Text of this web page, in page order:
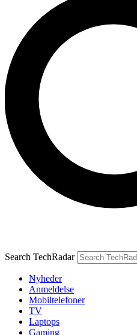
Search TechRadar
Nyheder
Anmeldelse
Mobiltelefoner
TV
Laptops
Gaming